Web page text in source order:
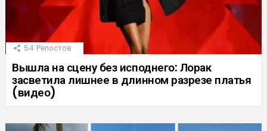
54 Репостов
Вышла на сцену без исподнего: Лорак
засветила лишнее в длинном разрезе платья
(видео)